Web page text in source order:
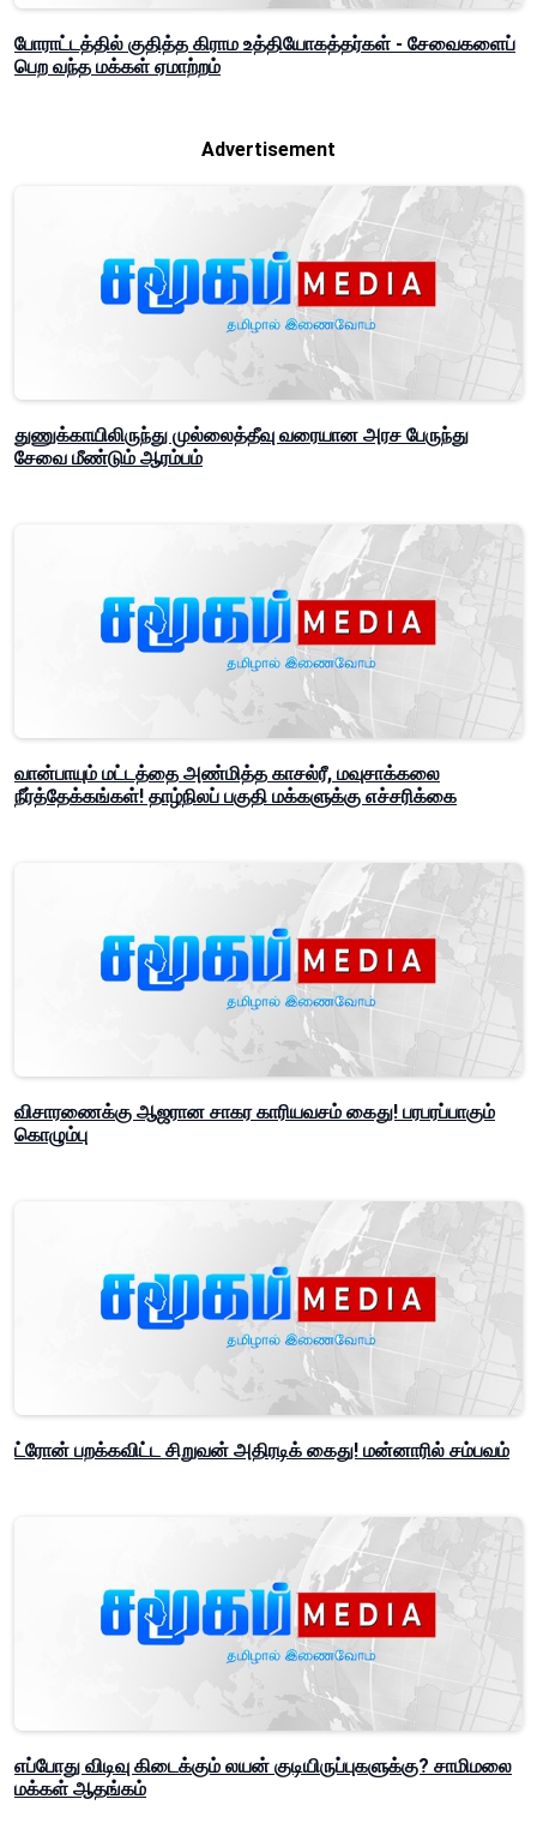
போராட்டத்தில் குதித்த கிராம உத்தியோகத்தர்கள் - சேவைகளைப்
பெற வந்த மக்கள் ஏமாற்றம்
Advertisement
துணுக்காயிலிருந்து முல்லைத்தீவு வரையான அரச பேருந்து
சேவை மீண்டும் ஆரம்பம்
வான்பாயும் மட்டத்தை அண்மித்த காசல்ரீ, மவுசாக்கலை
நீர்த்தேக்கங்கள்! தாழ்நிலப் பகுதி மக்களுக்கு எச்சரிக்கை
விசாரணைக்கு ஆஜரான சாகர காரியவசம் கைது! பரபரப்பாகும்
கொழும்பு
ட்ரோன் பறக்கவிட்ட சிறுவன் அதிரடிக் கைது! மன்னாரில் சம்பவம்
எப்போது விடிவு கிடைக்கும் லயன் குடியிருப்புகளுக்கு? சாமிமலை
மக்கள் ஆதங்கம்